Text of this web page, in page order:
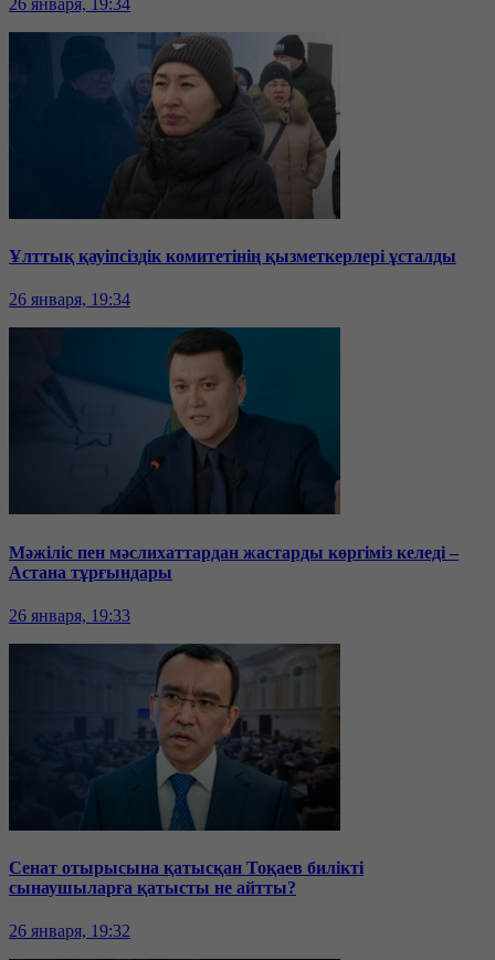
Ұлттық қауіпсіздік комитетінің қызметкерлері ұсталды
26 января, 19:34
Мәжіліс пен мәслихаттардан жастарды көргіміз келеді –
Астана тұрғындары
26 января, 19:33
Сенат отырысына қатысқан Тоқаев билікті
сынаушыларға қатысты не айтты?
26 января, 19:32